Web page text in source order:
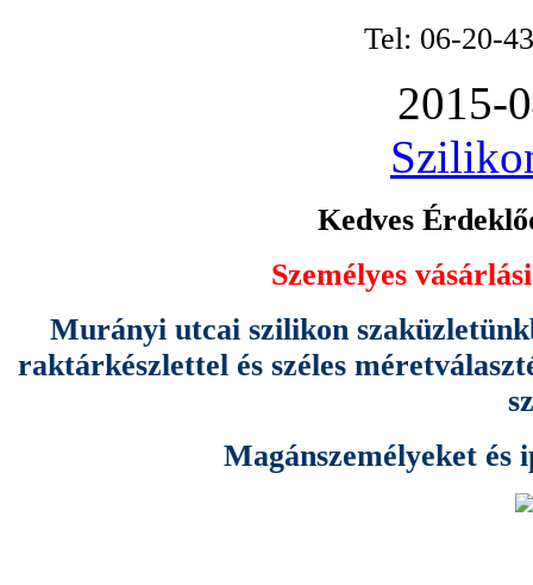
Tel: 06-20-
2015-
Kedves
Személyes
Murányi utcai szilikon
raktárkészlettel és széles
Magánszemélyeket és